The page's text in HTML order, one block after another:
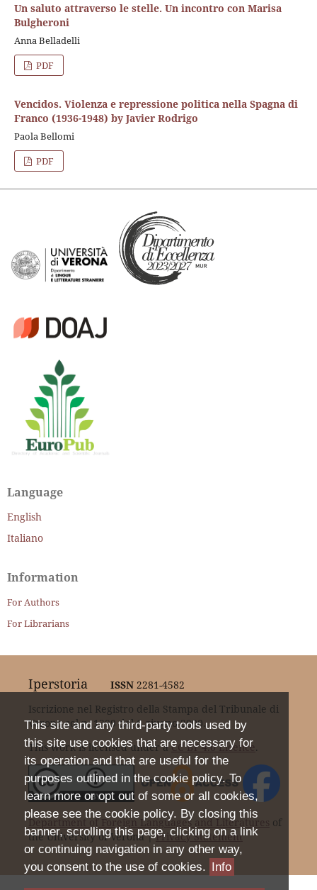
This site and any third-party tools used by
this site use cookies that are necessary for
its operation and that are useful for the
purposes outlined in the cookie policy. To
learn more or opt out of some or all cookies,
please see the cookie policy. By closing this
banner, scrolling this page, clicking on a link
or continuing navigation in any other way,
you consent to the use of cookies. Info
Un saluto attraverso le stelle. Un incontro con Marisa
Bulgheroni
Anna Belladelli
PDF
Vencidos. Violenza e repressione politica nella Spagna di
Franco (1936-1948) by Javier Rodrigo
Paola Bellomi
PDF
Language
English
Italiano
Information
For Authors
For Librarians
Iperstoria ISSN 2281-4582
Iscrizione nel Registro della Stampa del Tribunale di
Verona col n. 1399 dal 6 giugno 2000.
This work is licensed under a CC BY 4.0 Licence .
Department of Foreign Languages and Literatures
of
the University of Verona |Privacy Statement